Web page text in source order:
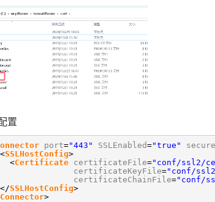
置
port="443" SSLEnabled="true" secure
<SSLHostConfig>
<Certificate certificateFile="conf/ssl2/
certificateKeyFile="conf/
certificateChainFile="conf/
</SSLHostConfig>
Connector>